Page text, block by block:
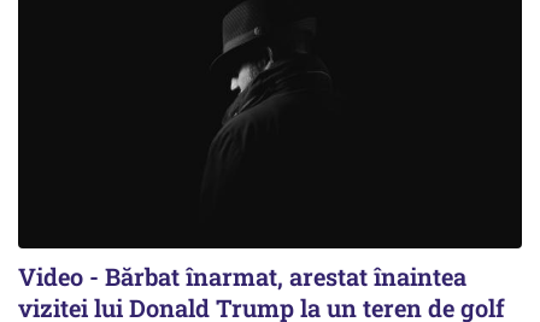
Video - Bărbat înarmat, arestat înaintea
vizitei lui Donald Trump la un teren de golf